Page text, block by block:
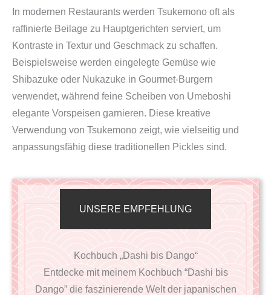
In modernen Restaurants werden Tsukemono oft als
raffinierte Beilage zu Hauptgerichten serviert, um
Kontraste in Textur und Geschmack zu schaffen.
Beispielsweise werden eingelegte Gemüse wie
Shibazuke oder Nukazuke in Gourmet-Burgern
verwendet, während feine Scheiben von Umeboshi
elegante Vorspeisen garnieren. Diese kreative
Verwendung von Tsukemono zeigt, wie vielseitig und
anpassungsfähig diese traditionellen Pickles sind.
UNSERE EMPFEHLUNG
Kochbuch „Dashi bis Dango“
Entdecke mit meinem Kochbuch “Dashi bis
Dango” die faszinierende Welt der japanischen